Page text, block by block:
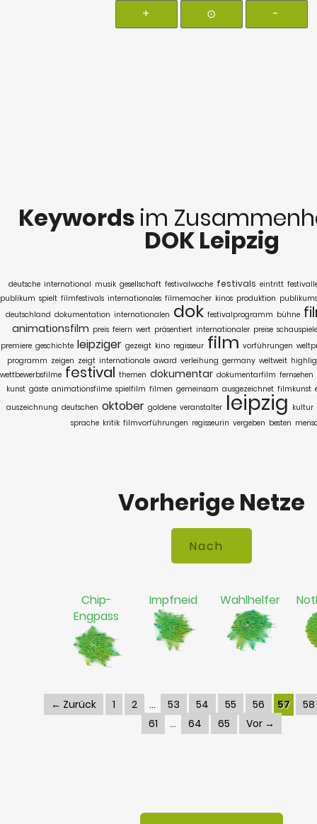
+ ⊙ -
Keywords im
DOK Leipzig
deutsche international musik gesellschaft festivalwoche festivals eintritt
publikum spielt filmfestivals internationales filmemacher kinos produktion
deutschland dokumentation internationalen dok festivalprogramm bühne
animationsfilm preis feiern wert präsentiert internationaler preise
premiere geschichte leipziger gezeigt kino regisseur film vorführungen
programm zeigen zeigt internationale award verleihung germany weltweit
wettbewerbsfilme festival themen dokumentar dokumentarfilm fernsehen
kunst gäste animationsfilme spielfilm filmen gemeinsam ausgezeichnet filmkunst
auszeichnung deutschen oktober goldene veranstalter leipzig kultur
sprache kritik filmvorführungen regisseurin vergeben besten
Vorherige Netze
Chip-
Engpass
Impfneid Wahlhelfer
← Zurück 1 2 53 54 55 56 57
58
61
64 65 Vor →